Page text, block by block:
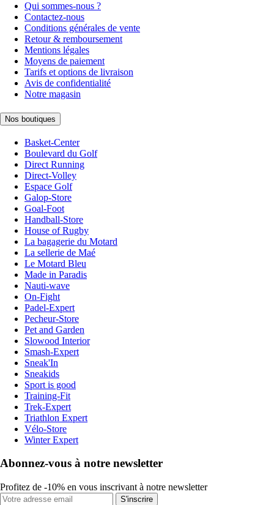
Qui sommes-nous ?
Contactez-nous
Conditions générales de vente
Retour & remboursement
Mentions légales
Moyens de paiement
Tarifs et options de livraison
Avis de confidentialité
Notre magasin
Nos boutiques
Basket-Center
Boulevard du Golf
Direct Running
Direct-Volley
Espace Golf
Galop-Store
Goal-Foot
Handball-Store
House of Rugby
La bagagerie du Motard
La sellerie de Maé
Le Motard Bleu
Made in Paradis
Nauti-wave
On-Fight
Padel-Expert
Pecheur-Store
Pet and Garden
Slowood Interior
Smash-Expert
Sneak'In
Sneakids
Sport is good
Training-Fit
Trek-Expert
Triathlon Expert
Vélo-Store
Winter Expert
Abonnez-vous à notre newsletter
Profitez de -10% en vous inscrivant à notre newsletter
S'inscrire